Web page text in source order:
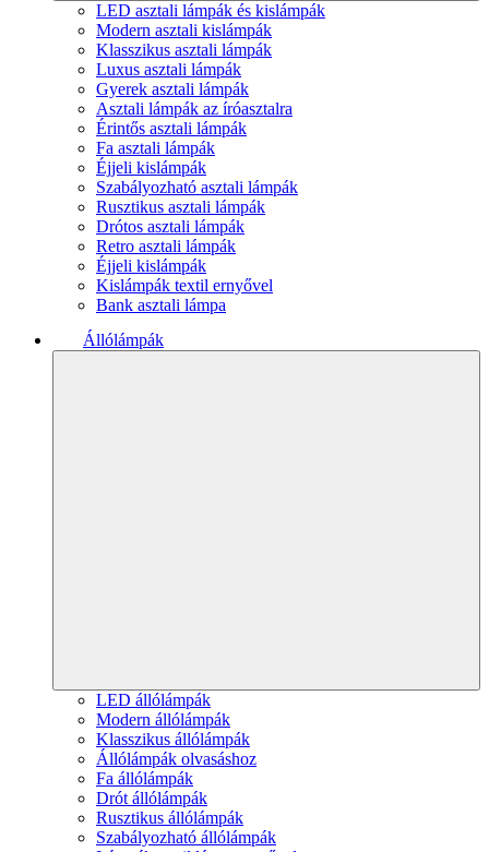
LED asztali lámpák és kislámpák
Modern asztali kislámpák
Klasszikus asztali lámpák
Luxus asztali lámpák
Gyerek asztali lámpák
Asztali lámpák az íróasztalra
Érintős asztali lámpák
Fa asztali lámpák
Éjjeli kislámpák
Szabályozható asztali lámpák
Rusztikus asztali lámpák
Drótos asztali lámpák
Retro asztali lámpák
Éjjeli kislámpák
Kislámpák textil ernyővel
Bank asztali lámpa
Állólámpák
LED állólámpák
Modern állólámpák
Klasszikus állólámpák
Állólámpák olvasáshoz
Fa állólámpák
Drót állólámpák
Rusztikus állólámpák
Szabályozható állólámpák